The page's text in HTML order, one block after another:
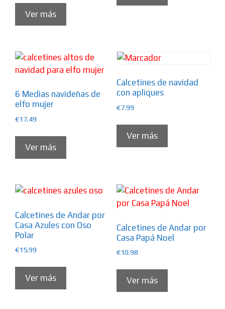
Ver más
6 Medias navideñas de
elfo mujer
€17.49
Ver más
Calcetines de navidad
con apliques
€7.99
Ver más
Calcetines de Andar por
Casa Azules con Oso
Polar
€15.99
Ver más
Calcetines de Andar por
Casa Papá Noel
€10.98
Ver más